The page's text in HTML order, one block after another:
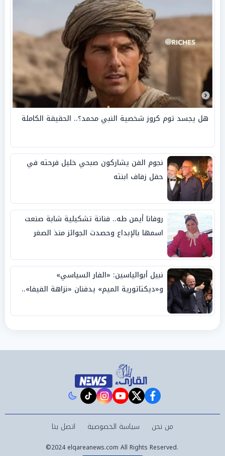
هل يجسد توم كروز شخصية النبي محمد؟.. الحقيقة الكاملة
نجوم الفن يشاركون صبحي خليل فرحته في
حفل زفاف ابنته
روفانا أيمن طه.. فنانة تشكيلية شابة صنعت
اسمها بالإبداع وحصدت الجوائز منذ الصغر
نبيل أبوالياسين: «الفار السياسي»
و«ديكتاتورية الميم» يدفنان «نزاهة الفيفا»..
facebook
twitter
youtube
instagram
tiktok
من نحن سياسة الخصوصية اتصل بنا
©2024 elqareanews.com All Rights Reserved.